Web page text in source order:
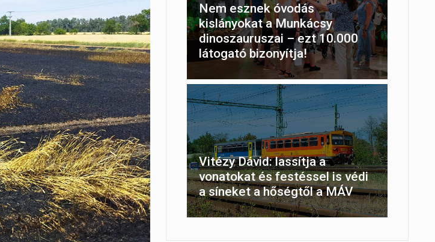
Nem esznek óvodás
kislányokat a Munkácsy
dinoszauruszai – ezt 10.000
látogató bizonyítja!
Vitézy Dávid: lassítja a
vonatokat és festéssel is védi
a síneket a hőségtől a MÁV